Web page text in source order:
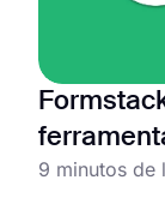
9 minutos de